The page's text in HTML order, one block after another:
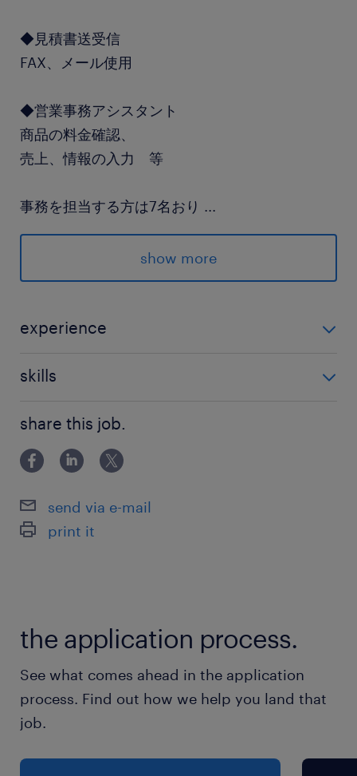
◆見積書送受信
FAX、メール使用
◆営業事務アシスタント
商品の料金確認、
売上、情報の入力 等
事務を担当する方は7名おり ...
土曜や祝日の出勤は
協力して順に回しています。
東海3県を中心に家具類などの荷物を運ぶ運送会
JR関西本線／弥富駅（車7分）
近鉄名古屋本線／近鉄弥富駅（車9分）
週休2日
日休み。土、祝出勤。年末年始、GW、お盆あ
（1）8:00-17:00（実働8時間00分・休憩60分）
※8:00～17:00／9:00～17:00いずれか固定
残業
月5～20時間程度（20時間になるのは繁忙期の3
show more
experience
尚可
skills
操作が可能な方
share this job.
send via e-mail
print it
the application process.
See what comes ahead in the application
process. Find out how we help you land that
job.